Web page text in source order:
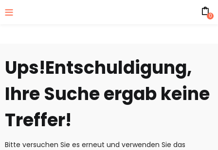
0
Ups!Entschuldigung,
Ihre Suche ergab keine
Treffer!
Bitte versuchen Sie es erneut und verwenden Sie das